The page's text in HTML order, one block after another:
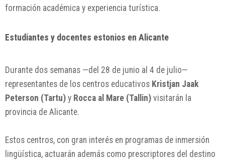
formación académica y experiencia turística.
Estudiantes y docentes estonios en Alicante
Durante dos semanas —del 28 de junio al 4 de julio—
representantes de los centros educativos Kristjan Jaak
Peterson (Tartu) y Rocca al Mare (Tallin) visitarán la
provincia de Alicante.
Estos centros, con gran interés en programas de inmersión
lingüística, actuarán además como prescriptores del destino